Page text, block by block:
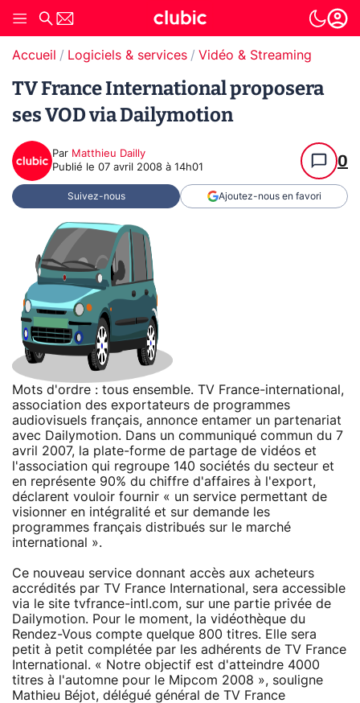
Accueil Logiciels & services Vidéo & Streaming
TV France International proposera
ses VOD via Dailymotion
Par Matthieu Dailly
Publié le 07 avril 2008 à 14h01 0
Suivez-nous Ajoutez-nous en favori
Mots d'ordre : tous ensemble. TV France-international,
association des exportateurs de programmes
audiovisuels français, annonce entamer un partenariat
avec Dailymotion. Dans un communiqué commun du 7
avril 2007, la plate-forme de partage de vidéos et
l'association qui regroupe 140 sociétés du secteur et
en représente 90% du chiffre d'affaires à l'export,
déclarent vouloir fournir « un service permettant de
visionner en intégralité et sur demande les
programmes français distribués sur le marché
international ».
Ce nouveau service donnant accès aux acheteurs
accrédités par TV France International, sera accessible
via le site tvfrance-intl.com, sur une partie privée de
Dailymotion. Pour le moment, la vidéothèque du
Rendez-Vous compte quelque 800 titres. Elle sera
petit à petit complétée par les adhérents de TV France
International. « Notre objectif est d'atteindre 4000
titres à l'automne pour le Mipcom 2008 », souligne
Mathieu Béjot, délégué général de TV France